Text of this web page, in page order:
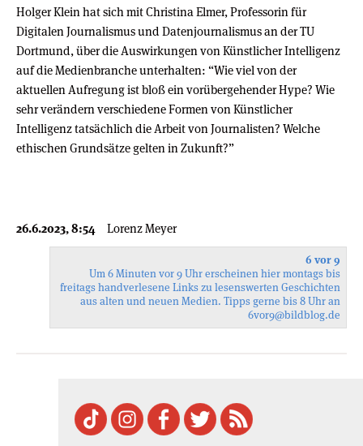
Holger Klein hat sich mit Christina Elmer, Professorin für
Digitalen Journalismus und Datenjournalismus an der TU
Dortmund, über die Auswirkungen von Künstlicher Intelligenz
auf die Medienbranche unterhalten: “Wie viel von der
aktuellen Aufregung ist bloß ein vorübergehender Hype? Wie
sehr verändern verschiedene Formen von Künstlicher
Intelligenz tatsächlich die Arbeit von Journalisten? Welche
ethischen Grundsätze gelten in Zukunft?”
26.6.2023, 8:54 Lorenz Meyer
6 vor 9
Um 6 Minuten vor 9 Uhr erscheinen hier montags bis
freitags handverlesene Links zu lesenswerten Geschichten
aus alten und neuen Medien. Tipps gerne bis 8 Uhr an
6vor9@bildblog.de